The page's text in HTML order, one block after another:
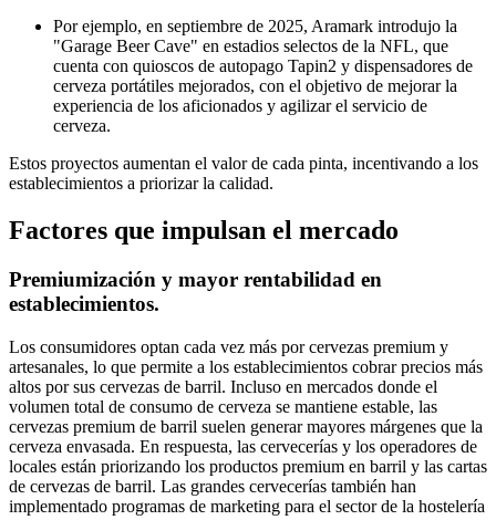
Por ejemplo, en septiembre de 2025, Aramark introdujo la
"Garage Beer Cave" en estadios selectos de la NFL, que
cuenta con quioscos de autopago Tapin2 y dispensadores de
cerveza portátiles mejorados, con el objetivo de mejorar la
experiencia de los aficionados y agilizar el servicio de
cerveza.
Estos proyectos aumentan el valor de cada pinta, incentivando a los
establecimientos a priorizar la calidad.
Factores que impulsan el mercado
Premiumización y mayor rentabilidad en
establecimientos.
Los consumidores optan cada vez más por cervezas premium y
artesanales, lo que permite a los establecimientos cobrar precios más
altos por sus cervezas de barril. Incluso en mercados donde el
volumen total de consumo de cerveza se mantiene estable, las
cervezas premium de barril suelen generar mayores márgenes que la
cerveza envasada. En respuesta, las cervecerías y los operadores de
locales están priorizando los productos premium en barril y las cartas
de cervezas de barril. Las grandes cervecerías también han
implementado programas de marketing para el sector de la hostelería